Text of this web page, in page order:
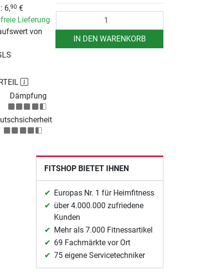
6,90 €
Lieferung
von
IN DEN WARENKORB
Dämpfung
FITSHOP BIETET IHNEN
Europas Nr. 1 für Heimfitness
über 4.000.000 zufriedene
Kunden
Mehr als 7.000 Fitnessartikel
69 Fachmärkte vor Ort
75 eigene Servicetechniker